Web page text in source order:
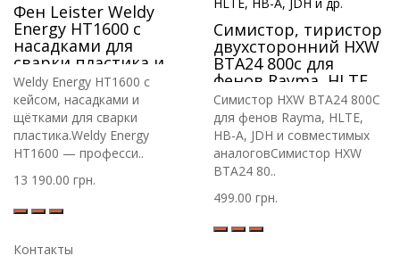
Фен Leister Weldy
Energy HT1600 с
насадками для
сварки пластика и
кейсом
Weldy Energy HT1600 с
кейсом, насадками и
щётками для сварки
пластика.Weldy Energy
HT1600 — професси..
13 190.00 грн.
Симистор, тиристор
двухсторонний HXW
BTA24 800c для
фенов Rayma, HLTE,
HB-A, JDH и др.
Симистор HXW BTA24 800C
для фенов Rayma, HLTE,
HB-A, JDH и совместимых
аналоговСимистор HXW
BTA24 80..
499.00 грн.
Контакты